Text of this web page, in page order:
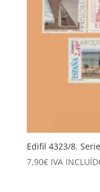
Edifil 4323/8.
7,90€ IVA